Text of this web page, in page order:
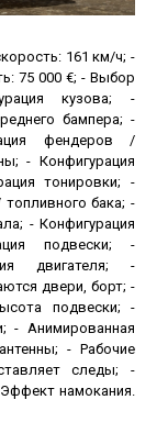
161 км/ч; -
75 000 €; - Выбор
кузова; -
бампера; -
фендеров /
- Конфигурация
тонировки; -
бака; -
- Конфигурация
подвески; -
двигателя; -
двери, борт; -
подвески; -
- Анимированная
- Рабочие
следы; -
намокания.